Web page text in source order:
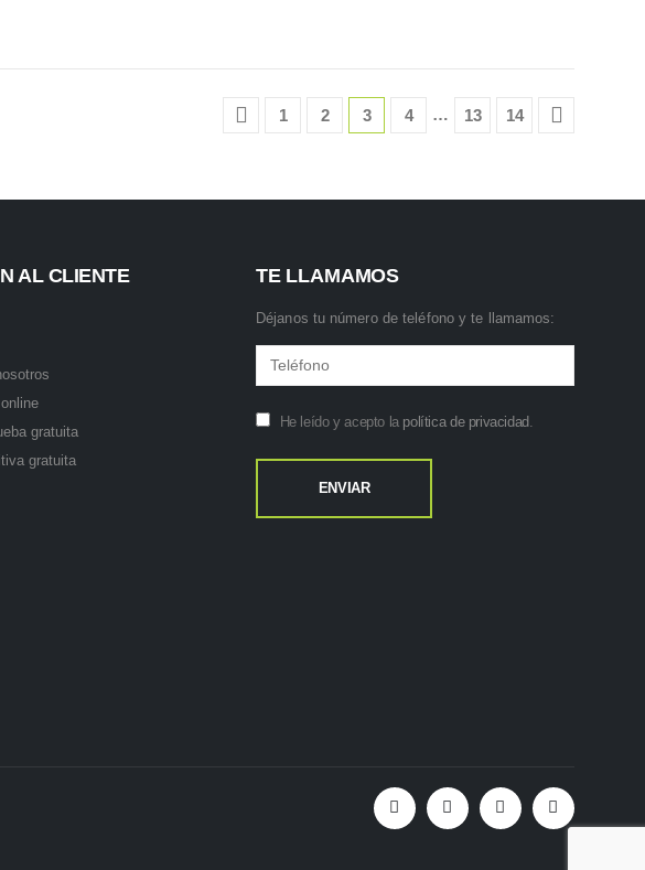
1 2 3 4 … 13 14
AL CLIENTE
gratuita
gratuita
TE LLAMAMOS
Déjanos tu número de teléfono y te llamamos:
He leído y acepto la política de privacidad